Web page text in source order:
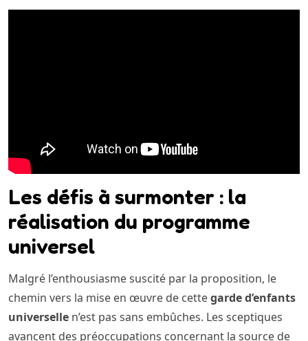
Les défis à surmonter : la
réalisation du programme
universel
Malgré l’enthousiasme suscité par la proposition, le
chemin vers la mise en œuvre de cettegarde d’enfants
universelle n’est pas sans embûches. Les sceptiques
avancent des préoccupations concernant la source de